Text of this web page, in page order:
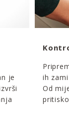
je
ih
Od